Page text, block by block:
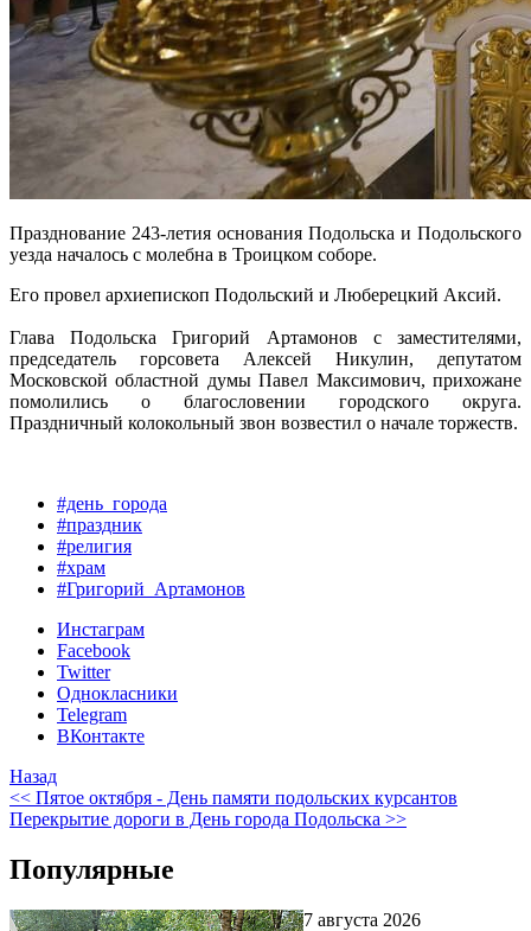
Празднование 243-летия основания Подольска и Подольского
уезда началось с молебна в Троицком соборе.
Его провел архиепископ Подольский и Люберецкий Аксий.
Глава Подольска Григорий Артамонов с заместителями,
председатель горсовета Алексей Никулин, депутатом
Московской областной думы Павел Максимович, прихожане
помолились о благословении городского округа.
Праздничный колокольный звон возвестил о начале торжеств.
#день_города
#праздник
#религия
#храм
#Григорий_Артамонов
Инстаграм
Facebook
Twitter
Однокласники
Telegram
ВКонтакте
Назад
<< Пятое октября - День памяти подольских курсантов
Перекрытие дороги в День города Подольска >>
Популярные
7 августа 2026